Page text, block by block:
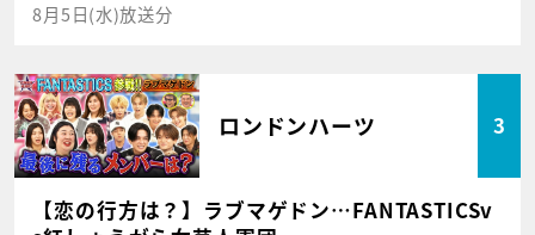
8月5日(水)放送分
ロンドンハーツ 3
【恋の行方は？】ラブマゲドン…FANTASTICSv